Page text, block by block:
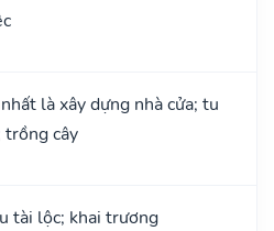
là xây dựng nhà cửa; tu
trồng cây
tài lộc; khai trương